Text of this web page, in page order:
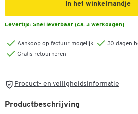
In het winkelmandje
Levertijd: Snel leverbaar (ca. 3 werkdagen)
Aankoop op factuur mogelijk
30 dagen
Gratis retourneren
Product- en veiligheidsinformatie
Productbeschrijving